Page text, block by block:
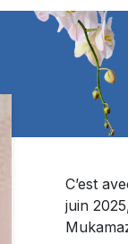
C’est
juin